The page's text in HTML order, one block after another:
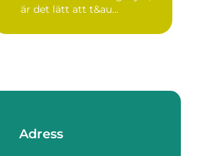
är det lätt att t&au...
Adress